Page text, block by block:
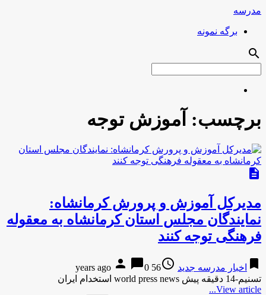
مدرسه
برگه نمونه
search
برچسب: آموزش توجه
description
مدیرکل آموزش و پرورش کرمانشاه:
نمایندگان مجلس استان کرمانشاه به معقوله
فرهنگی توجه کنند
bookmark اخبار مدرسه جدید access_time
56 years ago
person chat_bubble0
تسنیم-14 دقیقه پیش world press news استخدام ایران
View article...